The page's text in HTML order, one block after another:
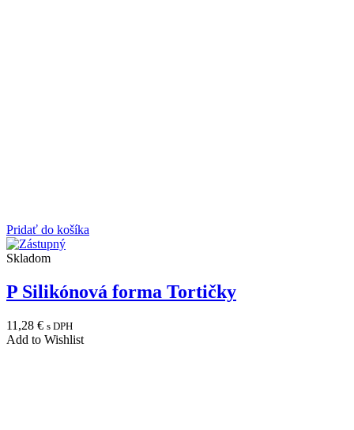
Pridať do košíka
Skladom
P Silikónová forma Tortičky
11,28 € s DPH
Add to Wishlist